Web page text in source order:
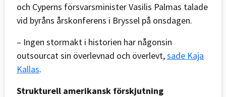
och Cyperns försvarsminister Vasilis Palmas talade
vid byråns årskonferens i Bryssel på onsdagen.
– Ingen stormakt i historien har någonsin
outsourcat sin överlevnad och överlevt,sade Kaja
Kallas.
Strukturell amerikansk förskjutning